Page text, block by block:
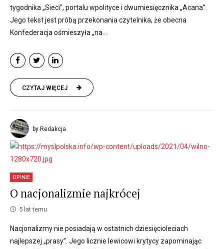
tygodnika „Sieci”, portalu wpolityce i dwumiesięcznika „Acana”.
Jego tekst jest próbą przekonania czytelnika, że obecna
Konfederacja ośmieszyła „na...
CZYTAJ WIĘCEJ
by Redakcja
OPINIE
O nacjonalizmie najkrócej
5 lat temu
Nacjonalizmy nie posiadają w ostatnich dziesięcioleciach
najlepszej „prasy”. Jego licznie lewicowi krytycy zapominając